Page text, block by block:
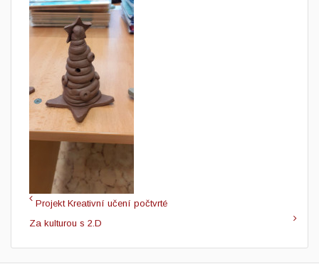
Projekt Kreativní učení počtvrté
Za kulturou s 2.D